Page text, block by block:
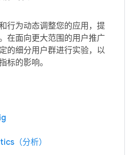
行为动态调整您的应用，提
在面向更大范围的用户推广
的细分用户群进行实验，以
（分析）